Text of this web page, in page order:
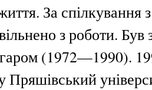
За
з роботи.
(1972—1990).
Пряшівський